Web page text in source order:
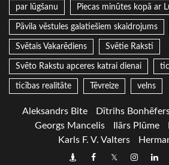
par lūgšanu Piecas minūtes kopā ar
Pāvila vēstules galatiešiem skaidrojums
Svētais Vakarēdiens Svētie Raksti
Svēto Rakstu apceres katrai dienai
ticības realitāte Tēvreize velns
Aleksandrs Bite Dītrihs
Georgs Mancelis
Ilārs Plūme
Karls F. V. Valters
DraugiemFacebook
Twitter